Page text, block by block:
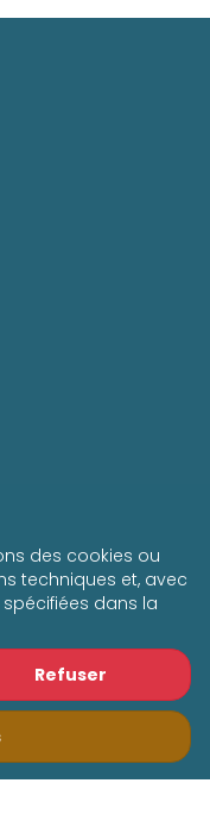
des cookies ou
techniques et, avec
dans la
Refuser